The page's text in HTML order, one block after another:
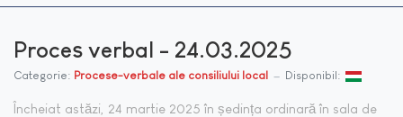
Proces verbal - 24.03.2025
Categorie: Procese-verbale ale consiliului local Disponibil:
Încheiat astăzi, 24 martie 2025 în ședința ordinară în sala de